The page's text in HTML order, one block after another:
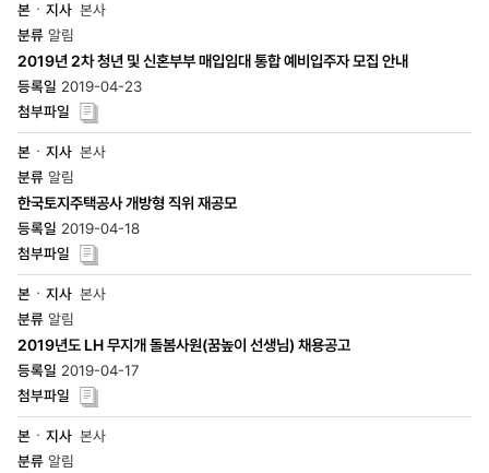
본사
알림
2019년 2차 청년 및 신혼부부 매입임대 통합 예비입주자 모집 안내
2019-04-23
본사
알림
한국토지주택공사 개방형 직위 재공모
2019-04-18
본사
알림
2019년도 LH 무지개 돌봄사원(꿈높이 선생님) 채용공고
2019-04-17
본사
알림